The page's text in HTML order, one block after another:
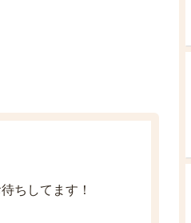
ちしてます！